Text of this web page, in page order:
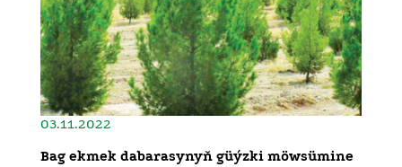
03.11.2022
Bag ekmek dabarasynyň güýzki möwsümine